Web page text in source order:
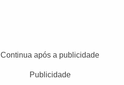
Continua após a publicidade
Publicidade